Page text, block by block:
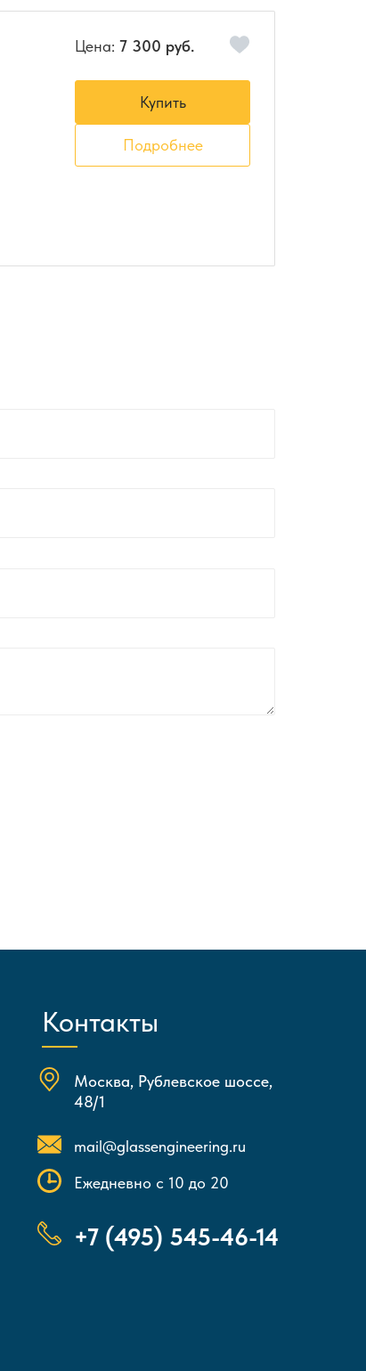
Цена: 7 300 руб.
Купить
Подробнее
Контакты
Москва, Рублевское шоссе,
48/1
mail@glassengineering.ru
Ежедневно с 10 до 20
+7 (495) 545-46-14